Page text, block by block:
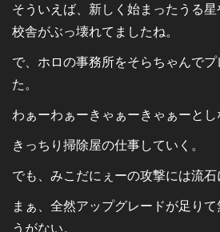
そういえば、新しく始まったうる
校舎がぶっ壊れてましたね。
で、ホロの事務所をそらちゃんで
た。
わぁーわぁーきゃぁーきゃぁーとし
きっちり掃除屋の仕事していく。
でも、みこだにぇーの攻撃には流石
まぁ、全然アップグレードが足り
うがない。